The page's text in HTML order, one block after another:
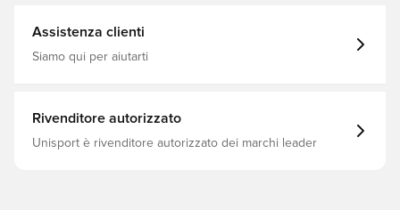
Assistenza clienti
Siamo qui per aiutarti
Rivenditore autorizzato
Unisport è rivenditore autorizzato dei marchi leader